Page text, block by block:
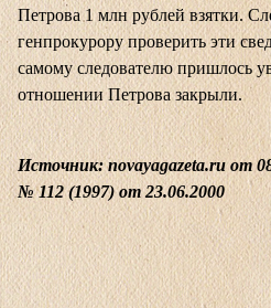
Петрова 1 млн рублей взятки.
генпрокурору проверить эти
самому следователю пришлось
отношении Петрова закрыли.
Источник: novayagazeta.ru от
№ 112 (1997) от 23.06.2000